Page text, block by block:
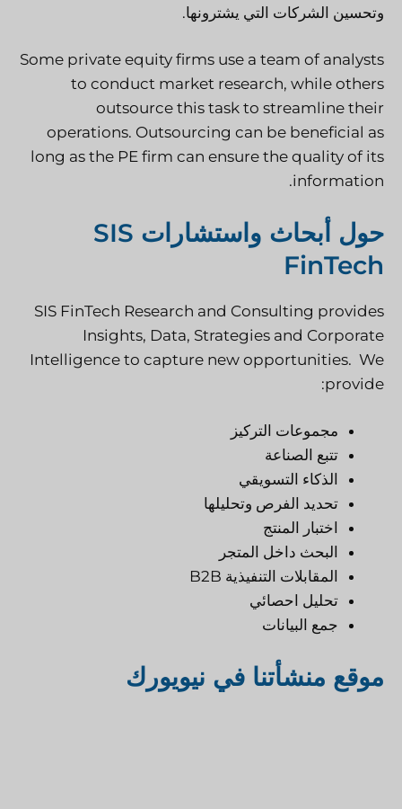
وتحسين الشركات التي يشترونها.
Some private equity firms use a team of analysts
to conduct market research, while others
outsource this task to streamline their
operations. Outsourcing can be beneficial as
long as the PE firm can ensure the quality of its
information.
حول أبحاث واستشارات SIS
FinTech
SIS FinTech Research and Consulting provides
Insights, Data, Strategies and Corporate
Intelligence to capture new opportunities. We
provide:
مجموعات التركيز
تتبع الصناعة
الذكاء التسويقي
تحديد الفرص وتحليلها
اختبار المنتج
البحث داخل المتجر
المقابلات التنفيذية B2B
تحليل احصائي
جمع البيانات
موقع منشأتنا في نيويورك